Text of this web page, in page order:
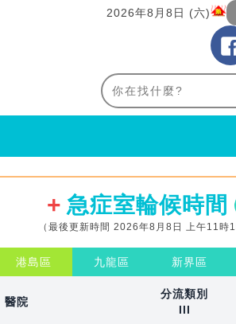
2026年8月8日 (六)
急症室輪候時間
（最後更新時間 2026年8月8日 上午11時
港島區 九龍區 新界區
醫院
分流類別
III